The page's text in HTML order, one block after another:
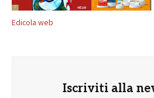
Edicola web
Iscriviti alla